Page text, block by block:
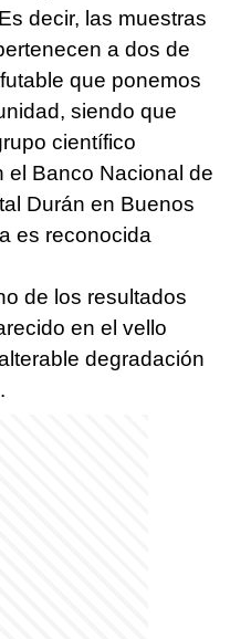
decir, las muestras
a dos de
que ponemos
siendo que
científico
el Banco Nacional de
Durán en Buenos
es reconocida
de los resultados
en el vello
degradación